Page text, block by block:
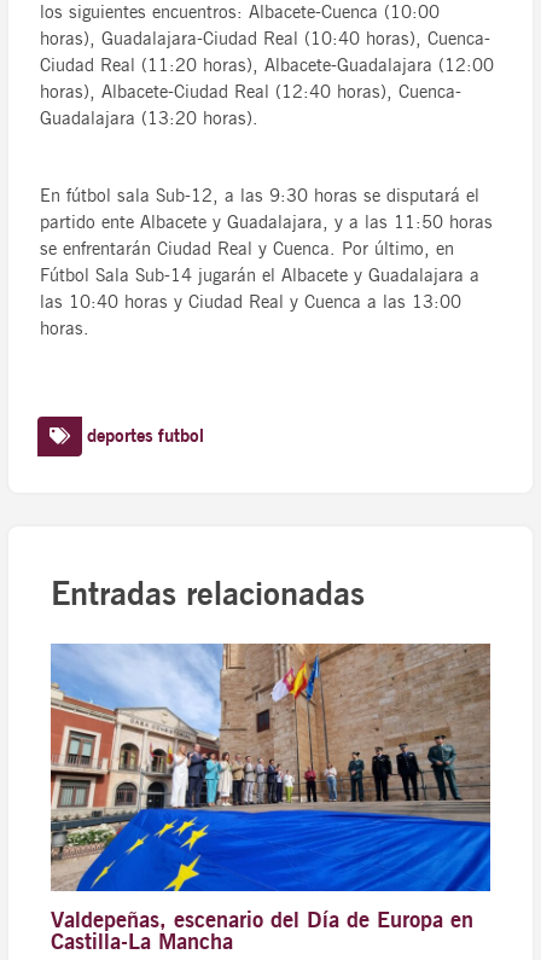
los siguientes encuentros: Albacete-Cuenca (10:00
horas), Guadalajara-Ciudad Real (10:40 horas), Cuenca-
Ciudad Real (11:20 horas), Albacete-Guadalajara (12:00
horas), Albacete-Ciudad Real (12:40 horas), Cuenca-
Guadalajara (13:20 horas).
En fútbol sala Sub-12, a las 9:30 horas se disputará el
partido ente Albacete y Guadalajara, y a las 11:50 horas
se enfrentarán Ciudad Real y Cuenca. Por último, en
Fútbol Sala Sub-14 jugarán el Albacete y Guadalajara a
las 10:40 horas y Ciudad Real y Cuenca a las 13:00
horas.
deportes futbol
Entradas relacionadas
Valdepeñas, escenario del Día de Europa en
Castilla-La Mancha